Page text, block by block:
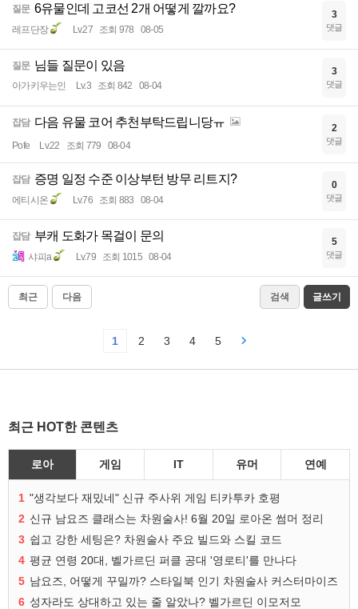
질문 6유물인데 고코선 2개 어떻게 깔까요?
레프단장 Lv.27 조회 978 08-05
3
댓글
질문 님들 질문이 있음
아가키우는인 Lv.3 조회 842 08-04
3
댓글
잡담 다음 유물 코어 추천부탁드립니당ㅠ
Pofe Lv.22 조회 779 08-04
2
댓글
잡담 증명 일정 수준 이상부턴 방무 리트지?
에티시온 Lv.76 조회 883 08-04
0
댓글
잡담 부캐 도화가 목걸이 문의
샤피a Lv.79 조회 1015 08-04
5
댓글
최근 다음 검색 글쓰기
1 2 3 4 5
최근 HOT한 콘텐츠
로아 게임 IT 유머 연예
1 "생각보다 재밌네" 신규 주사위 게임 티카투카 호평
2 신규 남요즈 클래스는 차원술사! 6월 20일 로아온 썸머 정리
3 쉽고 강한 세팅은? 차원술사 주요 빌드와 스킬 코드
4 평균 연령 20대, 벨가르딘 퍼클 공대 '영로티'를 만나다
5 남요즈, 어떻게 꾸밀까? 스타일북 인기 차원술사 커스터마이즈
6 성자라도 상대하고 있는 줄 알았나? 벨가르딘 이모저모